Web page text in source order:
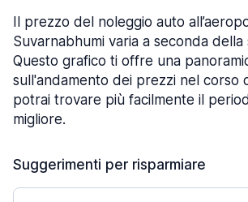
Il prezzo del noleggio auto
Suvarnabhumi varia a seconda della
Questo grafico ti offre una
sull'andamento dei prezzi nel corso
potrai trovare più facilmente il
migliore.
Suggerimenti per risparmiare